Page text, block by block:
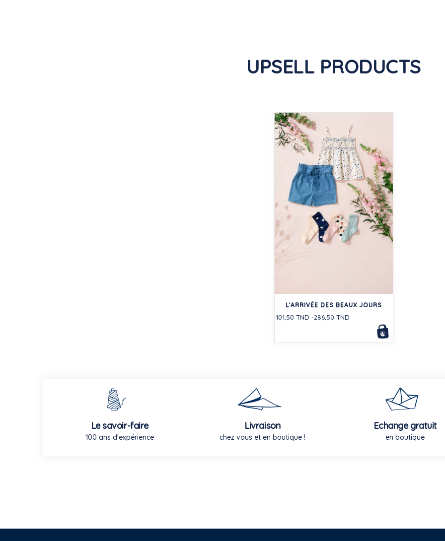
UPSELL PRODUCTS
L'ARRIVÉE DES BEAUX JOURS
101,50 TND 286,50 TND
Le savoir-faire
100 ans d'expérience
Livraison
chez vous et en boutique !
Echange gratuit
en boutique